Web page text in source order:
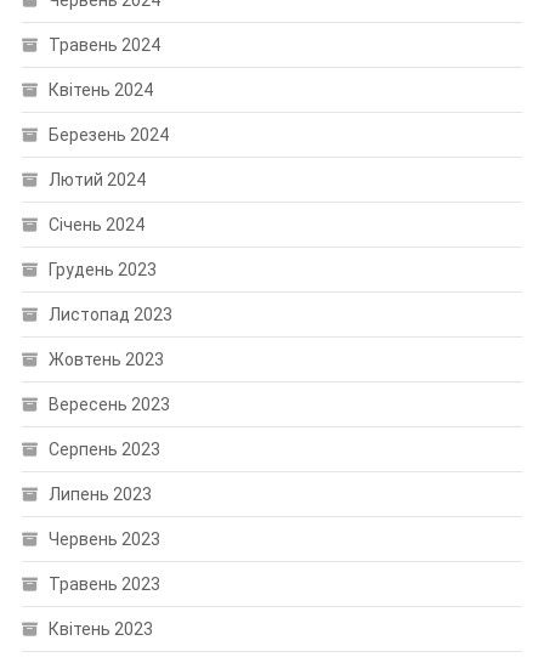
Травень 2024
Квітень 2024
Березень 2024
Лютий 2024
Січень 2024
Грудень 2023
Листопад 2023
Жовтень 2023
Вересень 2023
Серпень 2023
Липень 2023
Червень 2023
Травень 2023
Квітень 2023